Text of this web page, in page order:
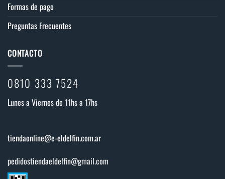
Formas de pago
Preguntas Frecuentes
CONTACTO
0810 333 7524
Lunes a Viernes de 11hs a 17hs
tiendaonline@e-eldelfin.com.ar
pedidostiendaeldelfin@gmail.com